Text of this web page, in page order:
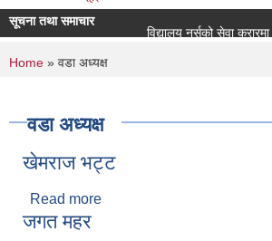
सूचना तथा समाचार
विद्यालय नर्सको सेवा
You are here
Home » वडा अध्यक्ष
वडा अध्यक्ष
खेमराज भट्ट
Read more
जगत महर